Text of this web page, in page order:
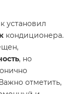
установил
кондиционера.
, но
отметить,